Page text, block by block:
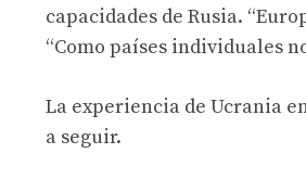
capacidades de Rusia.
“Como países individuales
La experiencia de Ucrania
a seguir.